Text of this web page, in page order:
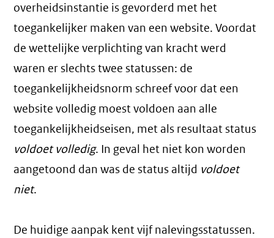
overheidsinstantie is gevorderd met het
toegankelijker maken van een website. Voordat
de wettelijke verplichting van kracht werd
waren er slechts twee statussen: de
toegankelijkheidsnorm schreef voor dat een
website volledig moest voldoen aan alle
toegankelijkheidseisen, met als resultaat status
voldoet volledig. In geval het niet kon worden
aangetoond dan was de status altijd voldoet
niet.
De huidige aanpak kent vijf nalevingsstatussen.